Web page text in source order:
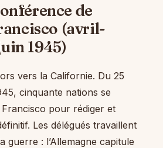
de
(avril-
1945)
vers la Californie. Du 25
cinquante nations se
pour rédiger et
Les délégués travaillent
guerre : l’Allemagne capitule